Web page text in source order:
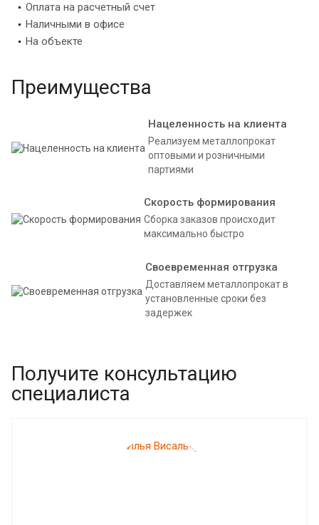
Оплата на расчетный счет
Наличными в офисе
На объекте
Преимущества
Нацеленность на клиента
Реализуем металлопрокат
оптовыми и розничными
партиями
Скорость формирования
Сборка заказов происходит
максимально быстро
Своевременная отгрузка
Доставляем металлопрокат в
установленные сроки без
задержек
Получите консультацию
специалиста